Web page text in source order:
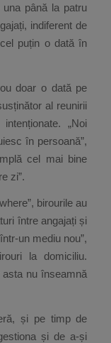
până la patru
indiferent de
puțin o dată în
doar o dată pe
al reunirii
„Noi
în persoană”,
cel mai bine
zi”.
birourile au
între angajați și
un mediu nou”,
la domiciliu.
asta nu înseamnă
și pe timp de
și de a-și